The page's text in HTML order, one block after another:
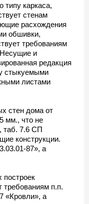
типу каркаса,
стенам
расхождения
обшивки,
требованиям
и
редакция
стыкуемыми
листами
стен дома от
мм., что не
таб. 7.6 СП
конструкции.
87», а
построек
требованиям п.п.
«Кровли», а